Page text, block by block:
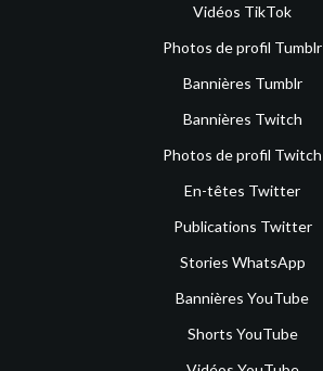
Vidéos TikTok
Photos de profil Tumblr
Bannières Tumblr
Bannières Twitch
Photos de profil Twitch
En-têtes Twitter
Publications Twitter
Stories WhatsApp
Bannières YouTube
Shorts YouTube